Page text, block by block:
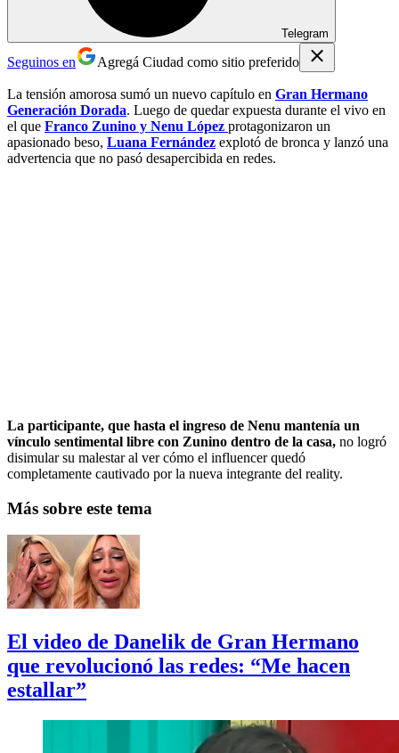
Telegram
Seguinos en Agregá Ciudad como sitio preferido
La tensión amorosa sumó un nuevo capítulo en Gran Hermano
Generación Dorada. Luego de quedar expuesta durante el vivo en
el que Franco Zunino y Nenu López protagonizaron un
apasionado beso, Luana Fernández explotó de bronca y lanzó una
advertencia que no pasó desapercibida en redes.
La participante, que hasta el ingreso de Nenu mantenía un
vínculo sentimental libre con Zunino dentro de la casa, no logró
disimular su malestar al ver cómo el influencer quedó
completamente cautivado por la nueva integrante del reality.
Más sobre este tema
El video de Danelik de Gran Hermano
que revolucionó las redes: “Me hacen
estallar”